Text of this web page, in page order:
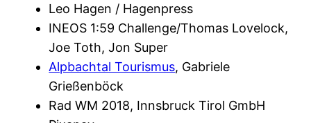
Leo Hagen / Hagenpress
INEOS 1:59 Challenge/Thomas Lovelock,
Joe Toth, Jon Super
Alpbachtal Tourismus, Gabriele
Grießenböck
Rad WM 2018, Innsbruck Tirol GmbH